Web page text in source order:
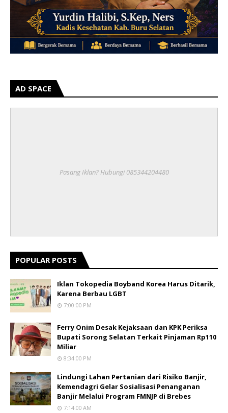
AD SPACE
Pasang Iklan? Hubungi 085344204480
POPULAR POSTS
Iklan Tokopedia Boyband Korea Harus Ditarik,
Karena Berbau LGBT
7:00:00 PM
Ferry Onim Desak Kejaksaan dan KPK Periksa
Bupati Sorong Selatan Terkait Pinjaman Rp110
Miliar
8:34:00 PM
Lindungi Lahan Pertanian dari Risiko Banjir,
Kemendagri Gelar Sosialisasi Penanganan
Banjir Melalui Program FMNJP di Brebes
7:14:00 AM